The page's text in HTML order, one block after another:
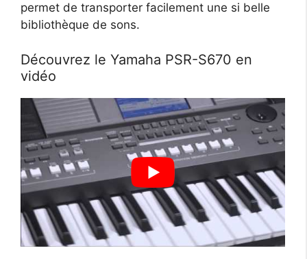
permet de transporter facilement une si belle
bibliothèque de sons.
Découvrez le Yamaha PSR-S670 en
vidéo